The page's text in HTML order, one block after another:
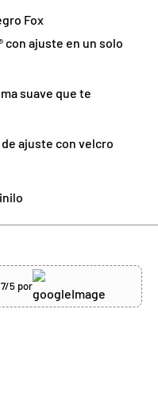
Fox
con ajuste en un solo
suave que te
ajuste con velcro
5 por